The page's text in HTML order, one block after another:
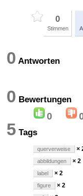
0
Stimmen
0
0
0
5 Tags
querverweise ×
abbildungen × 2
label × 2
figure × 2